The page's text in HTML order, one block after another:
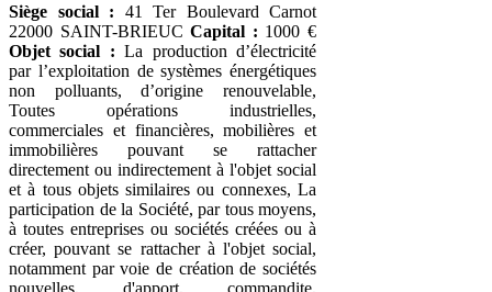
Siège social : 41 Ter Boulevard Carnot
22000 SAINT-BRIEUCCapital : 1000 €
Objet social : La production d’électricité
par l’exploitation de systèmes énergétiques
non polluants, d’origine renouvelable,
Toutes opérations industrielles,
commerciales et financières, mobilières et
immobilières pouvant se rattacher
directement ou indirectement à l'objet social
et à tous objets similaires ou connexes, La
participation de la Société, par tous moyens,
à toutes entreprises ou sociétés créées ou à
créer, pouvant se rattacher à l'objet social,
notamment par voie de création de sociétés
nouvelles, d'apport, commandite,